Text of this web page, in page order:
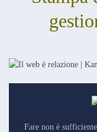
Fare non è